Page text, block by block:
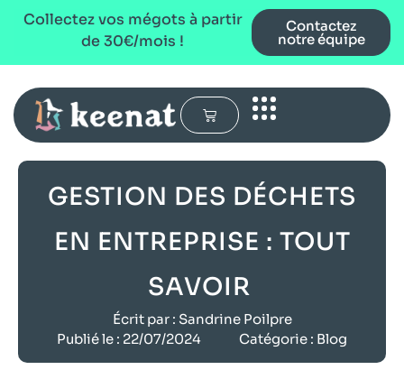
Collectez vos mégots à partir
de 30€/mois !
Contactez
notre équipe
GESTION DES DÉCHETS
EN ENTREPRISE : TOUT
SAVOIR
Écrit par : Sandrine Poilpre
Publié le : 22/07/2024 Catégorie : Blog